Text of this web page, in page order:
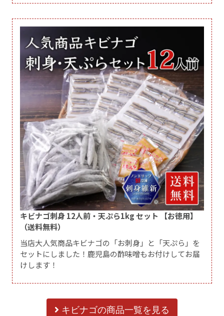
キビナゴ刺身 12人前・天ぷら1kg セット 【お徳用】
（送料無料）
当店大人気商品キビナゴの「お刺身」と「天ぷら」を
セットにしました！鹿児島の酢味噌もお付けしてお届
けします！
キビナゴの商品一覧を見る